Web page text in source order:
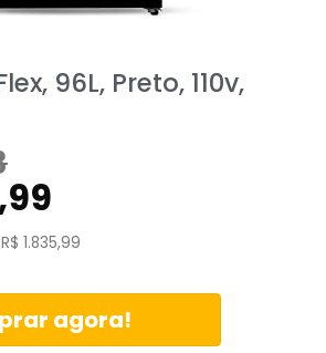
96L, Preto, 110v,
1.835,99
agora!